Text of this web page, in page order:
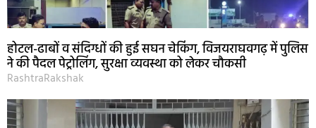
होटल-ढाबों व संदिग्धों की हुई सघन चेकिंग, विजयराघवगढ़ में पुलिस
ने की पैदल पेट्रोलिंग, सुरक्षा व्यवस्था को लेकर चौकसी
RashtraRakshak